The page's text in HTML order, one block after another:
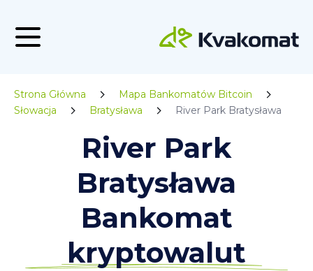
Strona Główna
Mapa Bankomatów Bitcoin
Słowacja
Bratysława River Park Bratysława
River Park
Bratysława
Bankomat
kryptowalut